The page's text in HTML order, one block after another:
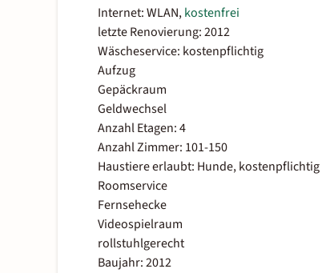
Internet: WLAN,kostenfrei
letzte Renovierung: 2012
Wäscheservice: kostenpflichtig
Aufzug
Gepäckraum
Geldwechsel
Anzahl Etagen: 4
Anzahl Zimmer: 101-150
Haustiere erlaubt: Hunde, kostenpflichtig
Roomservice
Fernsehecke
Videospielraum
rollstuhlgerecht
Baujahr: 2012